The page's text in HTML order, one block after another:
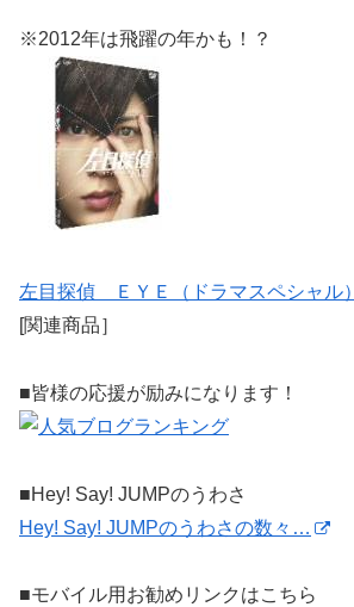
※2012年は飛躍の年かも！？
左目探偵 ＥＹＥ（ドラマスペシャル）
[関連商品］
■皆様の応援が励みになります！
■Hey! Say! JUMPのうわさ
Hey! Say! JUMPのうわさの数々…
■モバイル用お勧めリンクはこちら